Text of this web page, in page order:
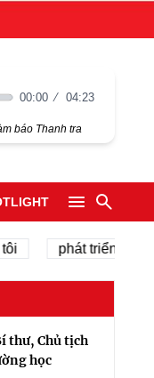
00:00 04:23
báo Thanh tra
phát triển kinh tế
thư, Chủ tịch
học